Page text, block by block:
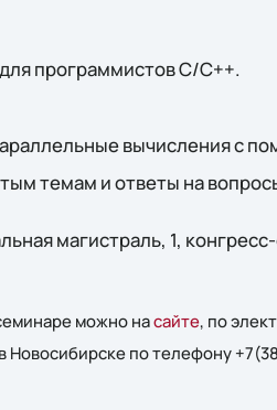
для программистов С/С++.
вычисления c
темам и ответы на
магистраль, 1,
можно насайте, по
Новосибирске по телефону